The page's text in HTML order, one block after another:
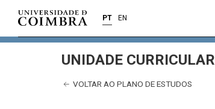
PT EN
UNIDADE CURRICULAR
VOLTAR AO PLANO DE ESTUDOS